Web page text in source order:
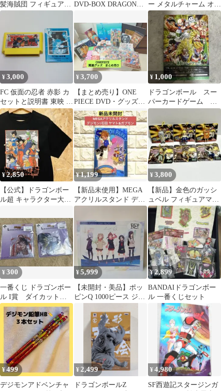
髪海賊団 フィギュア
SOFVIちゅ
DVD-BOX DRAGON
ー メタルチャーム オメ
ガモン
¥3,000
FC 仮面の忍者 赤影 カ
セットと説明書 東映 中
古
¥3,700
【まとめ売り】ONE
PIECE DVD・グッズ
セット
¥ 1,000
ドラゴンボール スー
パーカードゲーム 爆
裂フルパワー!!! DB-
1272-Ⅱ
¥2,850
【公式】ドラゴンボー
ル超 キャラクター大集
¥1,199
【新品未使用】MEGA
アクリルスタンド デジ
モン石田 ヤマト&ガブ
¥3,800
【新品】金色のガッシ
ュベル フィギュアマス
コット 6個まとめ 2005
年 当時物
¥300
一番くじ ドラゴンボー
ル I賞 ダイカットア
クリルスタンド 孫悟空
ベジータ
¥5,999
【未開封・美品】ポッ
ピンQ 1000ピース ジグ
版 希少
¥2,899
BANDAIドラゴンボー
ル 一番くじセット
¥499
デジモンアドベンチャ
¥ 2,499
ドラゴンボールZ
¥4,980
SF西遊記スタージンガ